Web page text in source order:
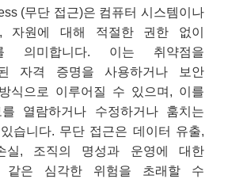
(무단 접근)은 컴퓨터 시스템이나
, 자원에 대해 적절한 권한 없이
의미합니다. 이는 취약점을
자격 증명을 사용하거나 보안
식으로 이루어질 수 있으며, 이를
열람하거나 수정하거나 훔치는
습니다. 무단 접근은 데이터 유출,
실, 조직의 명성과 운영에 대한
같은 심각한 위험을 초래할 수